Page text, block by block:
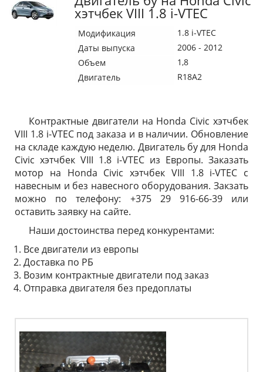
хэтчбек VIII 1.8 i-VTEC
Модификация
1.8 i-VTEC
Даты выпуска
2006 - 2012
Объем
1,8
Двигатель
R18A2
Контрактные двигатели на Honda Civic хэтчбек
VIII 1.8 i-VTEC под заказа и в наличии. Обновление
на складе каждую неделю. Двигатель бу для Honda
Civic хэтчбек VIII 1.8 i-VTEC из Европы. Заказать
мотор на Honda Civic хэтчбек VIII 1.8 i-VTEC с
навесным и без навесного оборудования. Закзать
можно по телефону: +375 29 916-66-39 или
оставить заявку на сайте.
Наши достоинства перед конкурентами:
Все двигатели из европы
Доставка по РБ
Возим контрактные двигатели под заказ
Отправка двигателя без предоплаты